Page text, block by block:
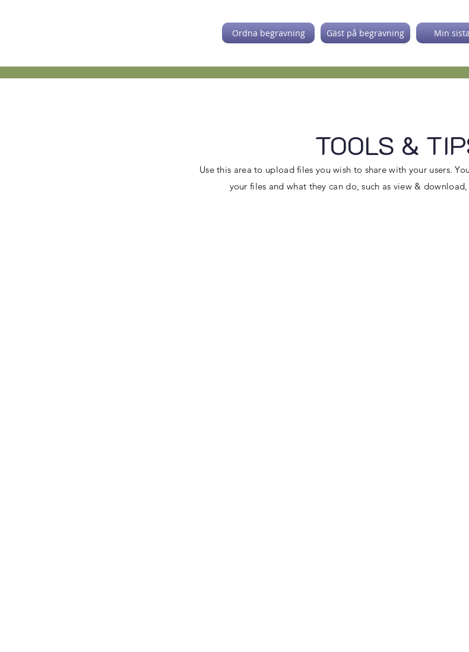
Ordna begravning Gäst på begravning Min
TOOLS &
Use this area to upload files you wish to share with your users.
your files and what they can do, such as view &